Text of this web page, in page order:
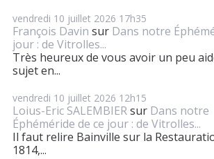
vendredi 10 juillet 2026 17h35
François Davin sur Dans notre
jour : de Vitrolles...
Très heureux de vous avoir un peu
sujet en...
vendredi 10 juillet 2026 12h15
Loius-Eric SALEMBIERsur Dans notre
Éphéméride de ce jour : de Vitrolles...
Il faut relire Bainville sur la
1814,...